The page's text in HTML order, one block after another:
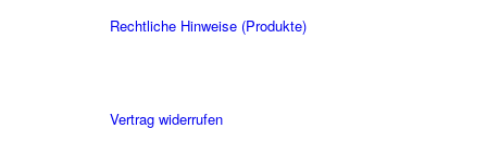
Rechtliche Hinweise (Produkte)
Vertrag widerrufen